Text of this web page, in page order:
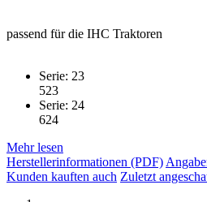
passend für die IHC Traktoren
Serie: 23
523
Serie: 24
624
Mehr lesen
Herstellerinformationen (PDF)
Kunden kauften auch Zuletzt